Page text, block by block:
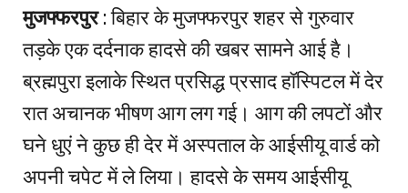
मुजफ्फरपुर: बिहार के मुजफ्फरपुर शहर से गुरुवार
तड़के एक दर्दनाक हादसे की खबर सामने आई है।
ब्रह्मपुरा इलाके स्थित प्रसिद्ध प्रसाद हॉस्पिटल में देर
रात अचानक भीषण आग लग गई। आग की लपटों और
घने धुएं ने कुछ ही देर में अस्पताल के आईसीयू वार्ड को
अपनी चपेट में ले लिया। हादसे के समय आईसीयू